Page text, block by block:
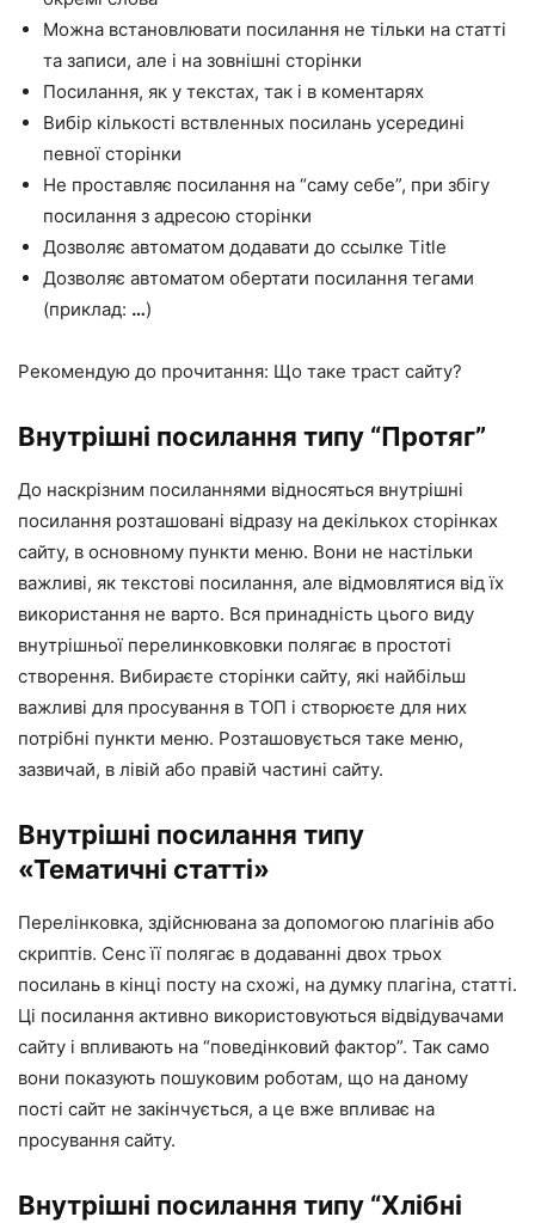
Можна встановлювати посилання не тільки на статті
та записи, але і на зовнішні сторінки
Посилання, як у текстах, так і в коментарях
Вибір кількості вствленных посилань усередині
певної сторінки
Не проставляє посилання на “саму себе”, при збігу
посилання з адресою сторінки
Дозволяє автоматом додавати до ссылке Title
Дозволяє автоматом обертати посилання тегами
(приклад: …)
Рекомендую до прочитання: Що таке траст сайту?
Внутрішні посилання типу “Протяг”
До наскрізним посиланнями відносяться внутрішні
посилання розташовані відразу на декількох сторінках
сайту, в основному пункти меню. Вони не настільки
важливі, як текстові посилання, але відмовлятися від їх
використання не варто. Вся принадність цього виду
внутрішньої перелинковковки полягає в простоті
створення. Вибираєте сторінки сайту, які найбільш
важливі для просування в ТОП і створюєте для них
потрібні пункти меню. Розташовується таке меню,
зазвичай, в лівій або правій частині сайту.
Внутрішні посилання типу
«Тематичні статті»
Перелінковка, здійснювана за допомогою плагінів або
скриптів. Сенс її полягає в додаванні двох трьох
посилань в кінці посту на схожі, на думку плагіна, статті.
Ці посилання активно використовуються відвідувачами
сайту і впливають на “поведінковий фактор”. Так само
вони показують пошуковим роботам, що на даному
пості сайт не закінчується, а це вже впливає на
просування сайту.
Внутрішні посилання типу “Хлібні